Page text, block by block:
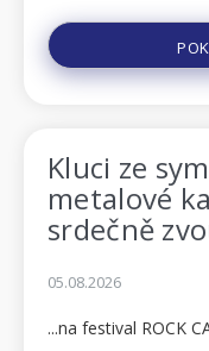
Kluci ze
metalové
srdečně
05.08.2026
...na festival ROCK